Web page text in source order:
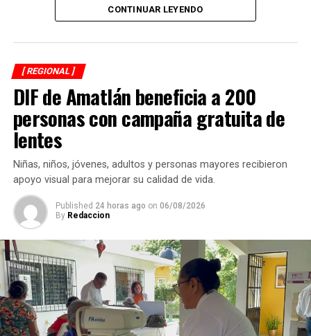
Asimismo, anuncia que ese día autoridades comunitarias
realizarán recorridos para fotografiar a los perros que
permanezcan en las calles, solicitar información a
vecinos para identificar a sus dueños y, posteriormente,
citarlos al palacio de la comunidad, donde incluso
podrían hacerse acreedores a una multa.
CONTINUAR LEYENDO
[ REGIONAL ]
DIF de Amatlán beneficia a 200
personas con campaña gratuita de
lentes
Niñas, niños, jóvenes, adultos y personas mayores recibieron
apoyo visual para mejorar su calidad de vida.
Published 24 horas ago on 06/08/2026
By Redaccion